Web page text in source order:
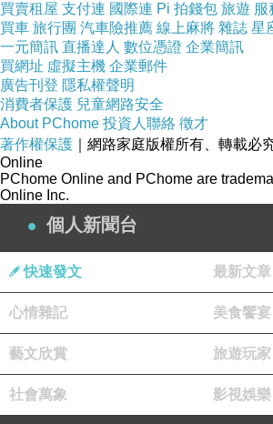
隔著被枕、睡衣、單薄的體膚
我又夢見了你：一座沒有牆的書房
你向我展示全世界的巨大與神祕
而我已在你裡面找到自己的話語
第一屆林榮三文學獎入圍決審（
發表於自由副刊
買賣租屋 支付連 國際連 Pi 拍錢包 旅遊 服
買車 旅行團 汽車險推薦 線上麻將 雜誌 星
一元簡訊 直播達人 數位憑證 企業簡訊
買網址 虛擬主機 企業郵件
廣告刊登 隱私權聲明
消費者保護 兒童網路安全
About PChome 投資人聯絡 徵才
著作權保護 ｜網路家庭版權所有、轉載必
Online
PChome Online and PChome are
Online Inc.
個人新聞台
快速發文 最新文章
心情雜記 美食饗宴
藝文欣賞 旅遊玩家
社會萬象 影視娛樂